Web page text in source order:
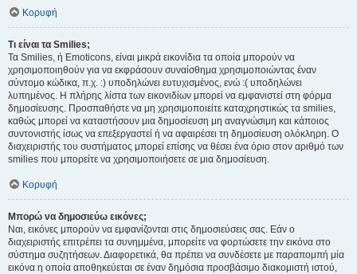
Κορυφή
Τι είναι τα Smilies;
Τα Smilies, ή Emoticons, είναι μικρά εικονίδια τα οποία μπορούν να
χρησιμοποιηθούν για να εκφράσουν συναίσθημα χρησιμοποιώντας έναν
σύντομο κώδικα, π.χ. :) υποδηλώνει ευτυχισμένος, ενώ :( υποδηλώνει
λυπημένος. Η πλήρης λίστα των εικονιδίων μπορεί να εμφανιστεί στη φόρμα
δημοσίευσης. Προσπαθήστε να μη χρησιμοποιείτε καταχρηστικώς τα smilies,
καθώς μπορεί να καταστήσουν μια δημοσίευση μη αναγνώσιμη και κάποιος
συντονιστής ίσως να επεξεργαστεί ή να αφαιρέσει τη δημοσίευση ολόκληρη. Ο
διαχειριστής του συστήματος μπορεί επίσης να θέσει ένα όριο στον αριθμό των
smilies που μπορείτε να χρησιμοποιήσετε σε μια δημοσίευση.
Κορυφή
Μπορώ να δημοσιεύω εικόνες;
Ναι, εικόνες μπορούν να εμφανίζονται στις δημοσιεύσεις σας. Εάν ο
διαχειριστής επιτρέπει τα συνημμένα, μπορείτε να φορτώσετε την εικόνα στο
σύστημα συζητήσεων. Διαφορετικά, θα πρέπει να συνδέσετε με παραπομπή μία
εικόνα η οποία αποθηκεύεται σε έναν δημόσια προσβάσιμο διακομιστή ιστού,